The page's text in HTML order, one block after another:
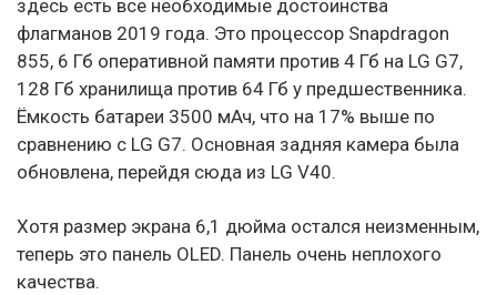
здесь есть все необходимые достоинства
флагманов 2019 года. Это процессор Snapdragon
855, 6 Гб оперативной памяти против 4 Гб на LG G7,
128 Гб хранилища против 64 Гб у предшественника.
Ёмкость батареи 3500 мАч, что на 17% выше по
сравнению с LG G7. Основная задняя камера была
обновлена, перейдя сюда из LG V40.
Хотя размер экрана 6,1 дюйма остался неизменным,
теперь это панель OLED. Панель очень неплохого
качества.